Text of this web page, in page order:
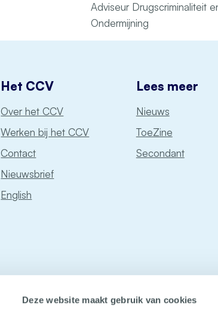
Deze website maakt gebruik van cookies
Adviseur Drugscriminaliteit
Ondermijning
Het CCV
Over het CCV
Werken bij het CCV
Contact
Nieuwsbrief
English
Lees meer
Nieuws
ToeZine
Secondant